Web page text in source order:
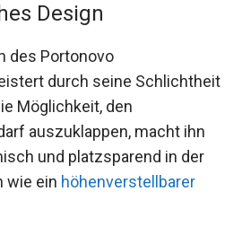
Design
des Portonovo
durch seine Schlichtheit
Möglichkeit, den
auszuklappen, macht ihn
und platzsparend in der
wie ein höhenverstellbarer